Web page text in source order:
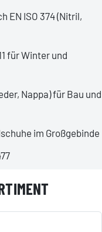
EN ISO 374 (Nitril,
für Winter und
Nappa) für Bau und
im Großgebinde